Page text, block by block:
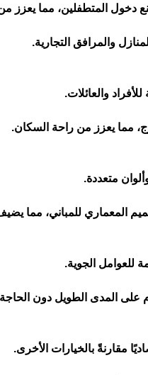
دخول المتطفلين، مما يعزز
والمرافق التجارية.
والعائلات.
مما يعزز من راحة السكان.
متعددة.
المعماري للمباني، مما
للعوامل الجوية.
على المدى الطويل دون
مقارنةً بالخيارات الأخرى.